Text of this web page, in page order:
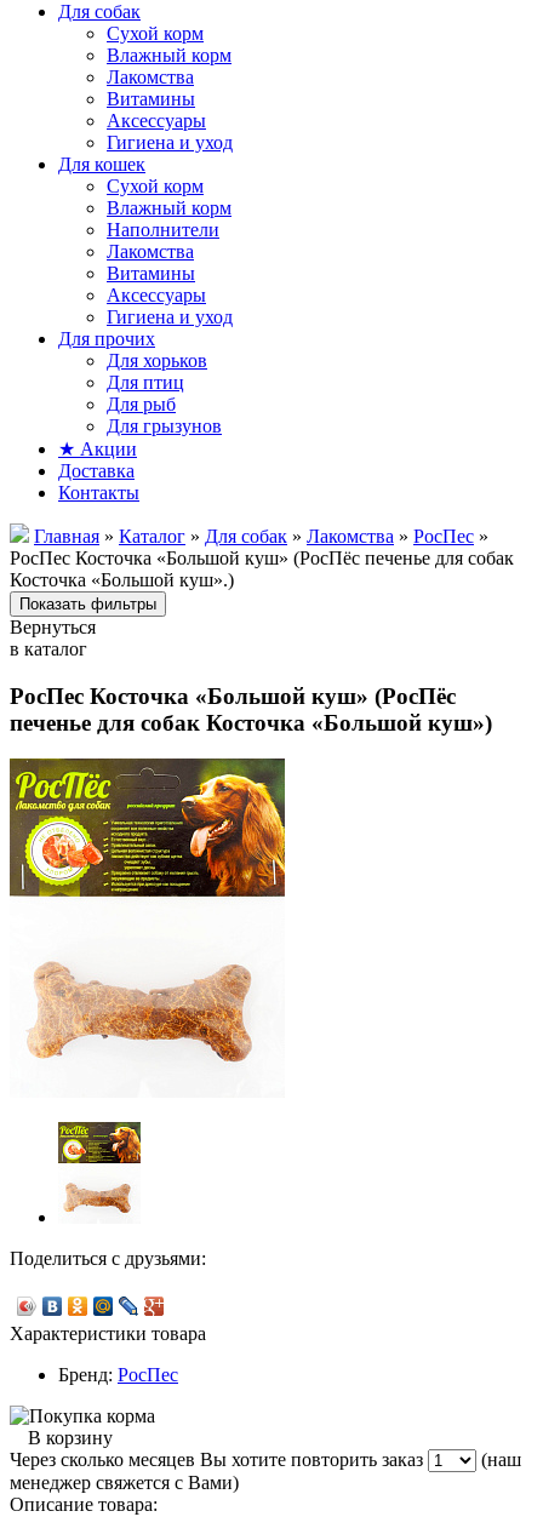
Для собак
Сухой корм
Влажный корм
Лакомства
Витамины
Аксессуары
Гигиена и уход
Для кошек
Сухой корм
Влажный корм
Наполнители
Лакомства
Витамины
Аксессуары
Гигиена и уход
Для прочих
Для хорьков
Для птиц
Для рыб
Для грызунов
★ Акции
Доставка
Контакты
Главная » Каталог » Для собак » Лакомства » РосПес »
РосПес Косточка «Большой куш» (РосПёс печенье для собак
Косточка «Большой куш».)
Вернуться
в каталог
РосПес Косточка «Большой куш» (РосПёс
печенье для собак Косточка «Большой куш»)
Поделиться с друзьями:
Характеристики товара
Бренд: РосПес
В корзину
Через сколько месяцев Вы хотите повторить заказ
(наш
менеджер свяжется с Вами)
Описание товара: